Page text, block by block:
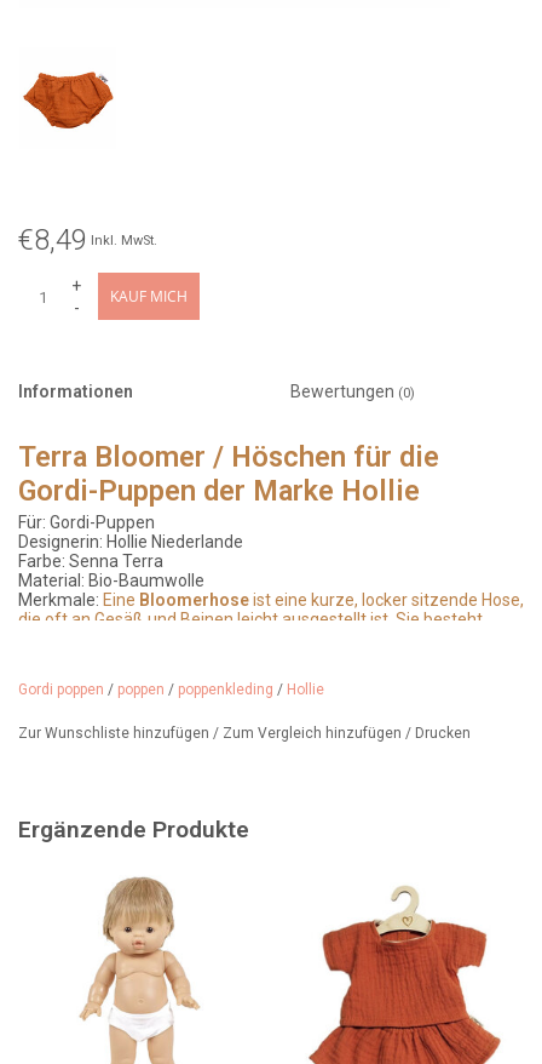
€8,49 Inkl. MwSt.
+
-
KAUF MICH
Informationen Bewertungen (0)
Terra Bloomer / Höschen für die
Gordi-Puppen der Marke Hollie
Für: Gordi-Puppen
Designerin: Hollie Niederlande
Farbe: Senna Terra
Material: Bio-Baumwolle
Merkmale: Eine Bloomerhoseist eine kurze, locker sitzende Hose,
die oft an Gesäß und Beinen leicht ausgestellt ist. Sie besteht
Gordi poppen / poppen / poppenkleding / Hollie
Zur Wunschliste hinzufügen / Zum Vergleich hinzufügen / Drucken
Ergänzende Produkte